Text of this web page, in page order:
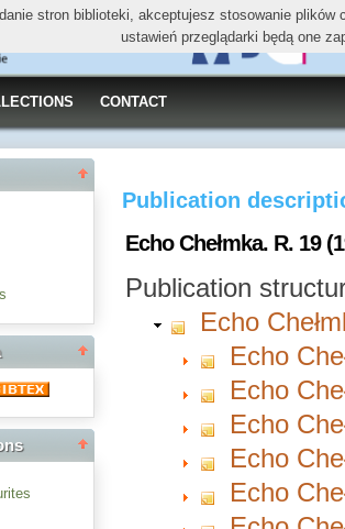
CONTACT
Publication
Echo Chełmka. R. 19
Publication
Echo
Echo
Echo
Echo
Echo
Echo
stron biblioteki, akceptujesz stosowanie
ustawień przeglądarki będą one